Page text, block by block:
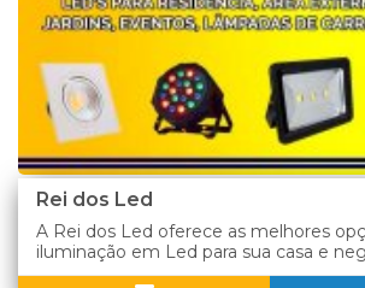
Rei dos Led
A Rei dos Led oferece as melhores
iluminação em Led para sua casa e